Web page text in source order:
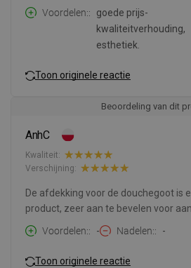
Voordelen:
goede prijs-
kwaliteitverhouding,
esthetiek.
Toon originele reactie
Beoordeling van dit
AnhC
Kwaliteit:
Verschijning:
De afdekking voor de douchegoot is
product, zeer aan te bevelen voor
Voordelen:
- Nadelen: -
Toon originele reactie